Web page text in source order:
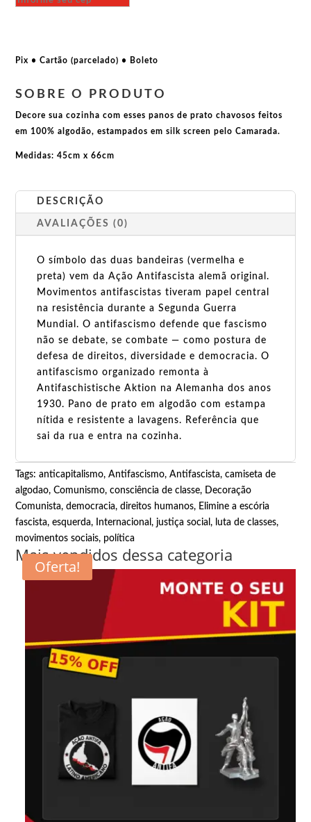
Elimine
fascista
Pix • Cartão (parcelado) • Boleto
SOBRE O PRODUTO
Decore sua cozinha com esses panos de prato chavosos feitos
em 100% algodão, estampados em silk screen pelo Camarada.
Medidas: 45cm x 66cm
DESCRIÇÃO
AVALIAÇÕES (0)
O símbolo das duas bandeiras (vermelha e
preta) vem da Ação Antifascista alemã original.
Movimentos antifascistas tiveram papel central
na resistência durante a Segunda Guerra
Mundial. O antifascismo defende que fascismo
não se debate, se combate — como postura de
defesa de direitos, diversidade e democracia. O
antifascismo organizado remonta à
Antifaschistische Aktion na Alemanha dos anos
1930. Pano de prato em algodão com estampa
nítida e resistente a lavagens. Referência que
sai da rua e entra na cozinha.
Tags:anticapitalismo,Antifascismo,Antifascista,camiseta de
algodao,Comunismo,consciência de classe, Decoração
Comunista,democracia,direitos humanos, Elimine a escória
fascista,esquerda, Internacional, justiça social, luta de classes,
movimentos sociais, política
Mais vendidos dessa categoria
Oferta!